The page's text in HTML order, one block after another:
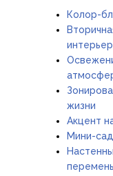
Колор-
жизни
Акцент
Мини-